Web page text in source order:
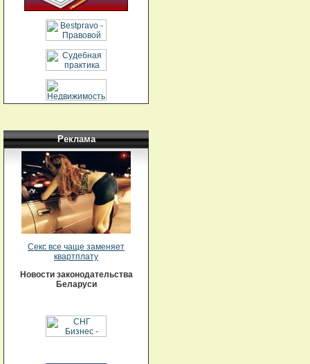
Реклама
Секс все чаще заменяет
квартплату
Новости законодательства
Беларуси